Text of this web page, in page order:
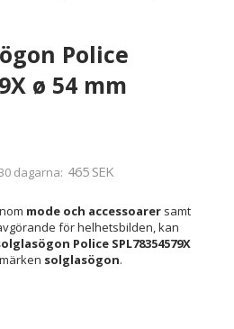
Police
ø 54 mm
dagarna 465 SEK
mode och accessoarer samt
för helhetsbilden, kan
Police SPL78354579X
solglasögon.